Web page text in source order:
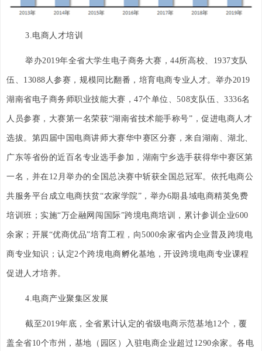
3.电商人才培训
举办2019年全省大学生电子商务大赛，44所高校、1937支队
伍、13088人参赛，规模同比翻番，培育电商专业人才。举办2019
湖南省电子商务师职业技能大赛，47个单位、508支队伍、3336名
人员参赛，大赛第一名荣获“湖南省技术能手称号”，促进电商人才
选拔。第四届中国电商讲师大赛华中赛区分赛，来自湖南、湖北、
广东等省份的近百名专业选手参加，湖南宁乡选手获得华中赛区第
一名，并在12月举办的全国总决赛中斩获全国总冠军。依托电商公
共服务平台成立电商扶贫“农家学院”，举办6期县域电商精英免费
培训班；实施“万企融网闯国际”跨境电商培训，累计参训企业600
余家；开展“优商优品”培育工程，向5000余家省内企业普及跨境电
商专业知识；认定2个跨境电商孵化基地，开设跨境电商专业课程
促进人才培养。
4.电商产业聚集区发展
截至2019年底，全省累计认定的省级电商示范基地12个，覆
盖全省10个市州，基地（园区）入驻电商企业超过1290余家。各电